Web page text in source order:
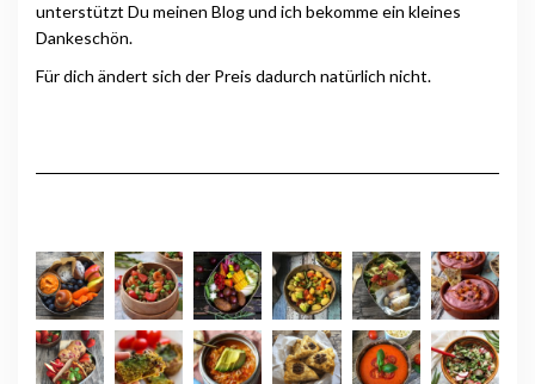
unterstützt Du meinen Blog und ich bekomme ein kleines
Dankeschön.
Für dich ändert sich der Preis dadurch natürlich nicht.